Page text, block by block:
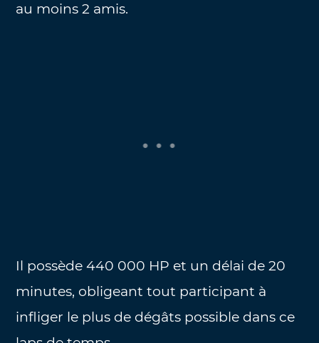
au moins 2 amis.
Il possède 440 000 HP et un délai de 20
minutes, obligeant tout participant à
infliger le plus de dégâts possible dans ce